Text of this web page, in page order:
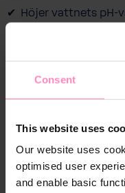
Consent
This website uses
Our website uses
optimised user
and enable basic
Höjer vattnets pH-
Stödjer
Ger mer energi
Minskar lukt- och
samt organiska